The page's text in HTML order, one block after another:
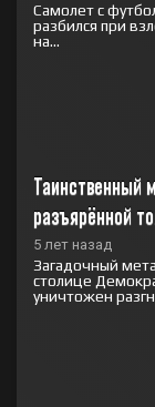
Самолет с
разбился при
на...
Таинственный
разъярённой
5 лет назад
Загадочный
столице
уничтожен